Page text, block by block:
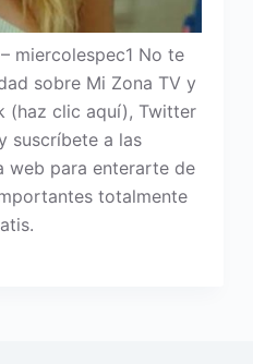
miercolespec1 No te
sobre Mi Zona TV y
(haz clic aquí), Twitter
suscríbete a las
web para enterarte de
totalmente